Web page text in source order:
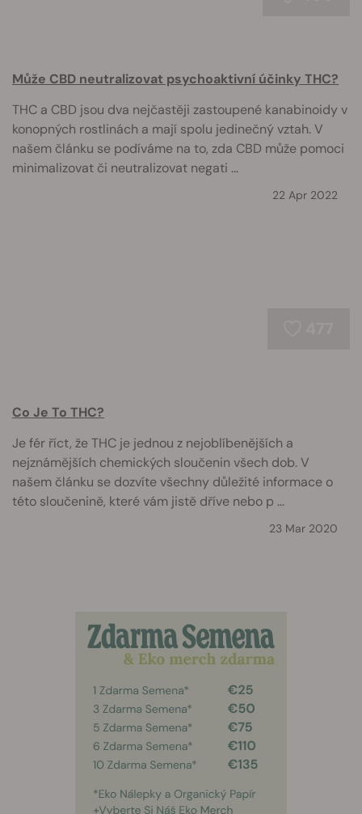
Může CBD neutralizovat psychoaktivní účinky THC?
THC a CBD jsou dva nejčastěji zastoupené kanabinoidy v
konopných rostlinách a mají spolu jedinečný vztah. V
našem článku se podíváme na to, zda CBD může pomoci
minimalizovat či neutralizovat negati ...
22 Apr 2022
Co Je To THC?
Je fér říct, že THC je jednou z nejoblíbenějších a
nejznámějších chemických sloučenin všech dob. V
našem článku se dozvíte všechny důležité informace o
této sloučenině, které vám jistě dříve nebo p ...
23 Mar 2020